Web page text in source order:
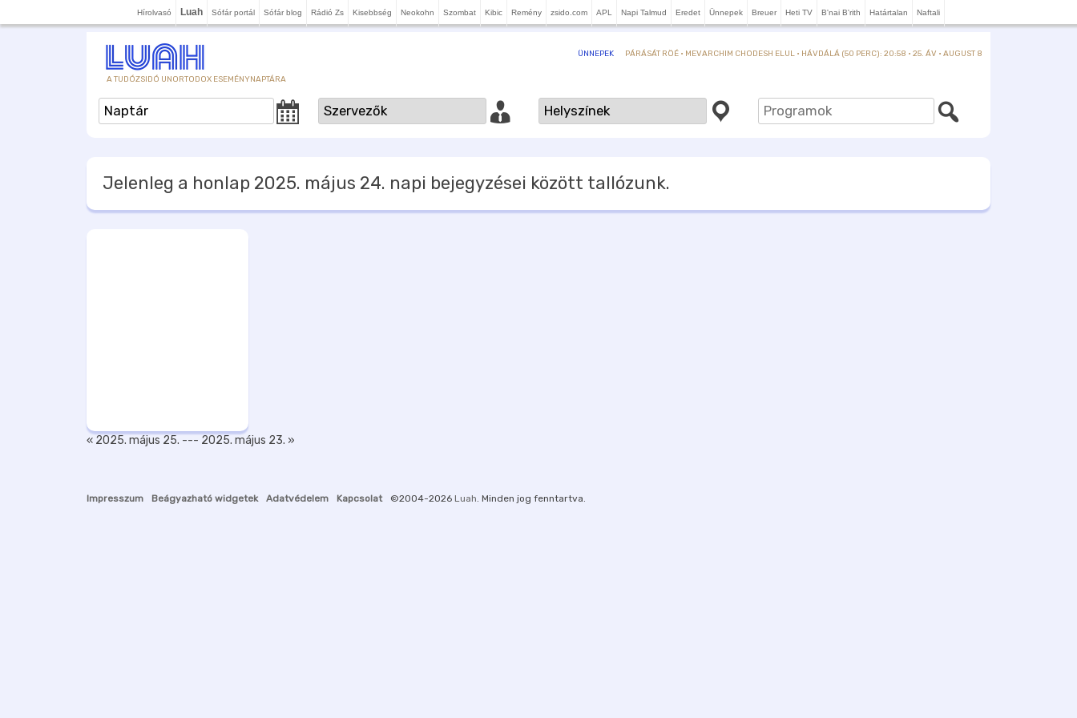
Hírolvasó Luah Sófár portál Sófár blog Rádió Zs Kisebbség Neokohn Szombat Kibic Remény zsido.com APL Napi Talmud Eredet Ünnepek Breuer Heti TV B'nai B'rith Határtalan Naftali
A TUDÓZSIDÓ UNORTODOX ESEMÉNYNAPTÁRA
ÜNNEPEK PÁRÁSÁT RÖÉ · MEVARCHIM CHODESH ELUL · HÁVDÁLÁ (50 PERC): 20:58 · 25. ÁV · AUGUST 8
Jelenleg a honlap 2025. május 24. napi bejegyzései között tallózunk.
« 2025. május 25. --- 2025. május 23. »
Impresszum Beágyazható widgetek Adatvédelem Kapcsolat ©2004-2026 Luah . Minden jog fenntartva.